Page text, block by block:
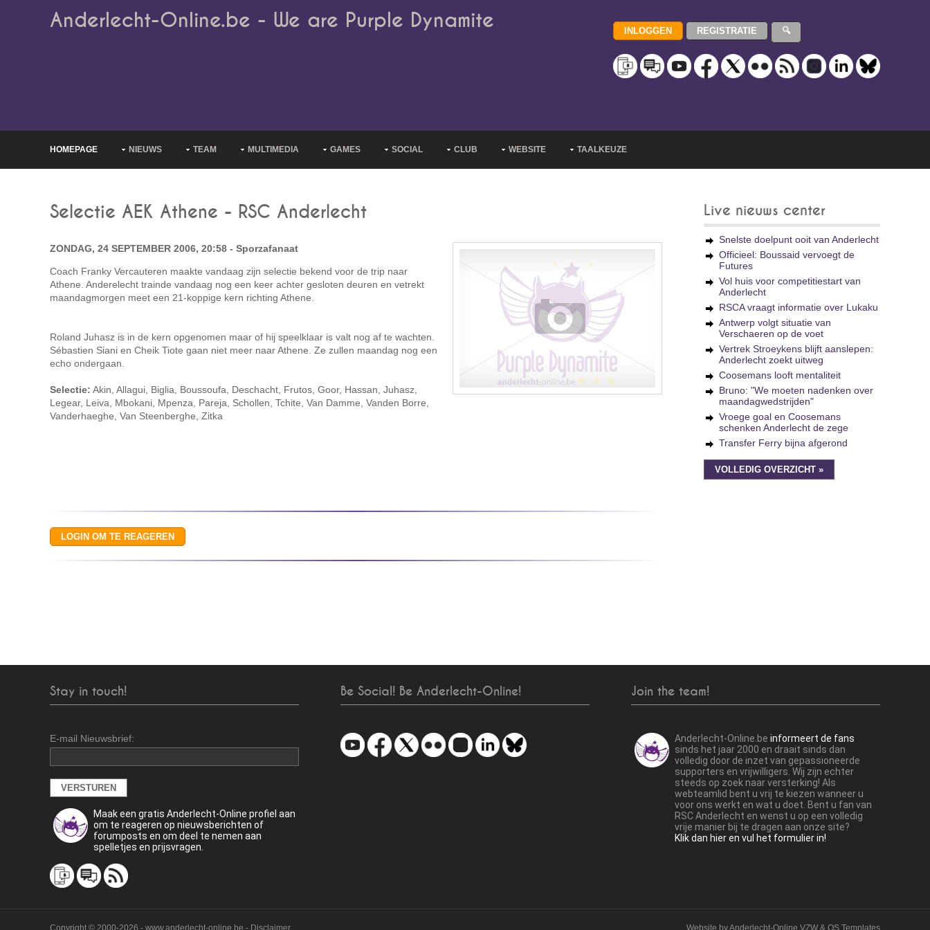
Anderlecht-Online.be - We are Purple Dynamite
HOMEPAGE NIEUWS TEAM MULTIMEDIA GAMES SOCIAL CLUB WEBSITE TAALKEUZE
Selectie AEK Athene - RSC Anderlecht
ZONDAG, 24 SEPTEMBER 2006, 20:58 - Sporzafanaat
Coach Franky Vercauteren maakte vandaag zijn selectie bekend voor de trip naar
Athene. Anderelecht trainde vandaag nog een keer achter gesloten deuren en vetrekt
maandagmorgen meet een 21-koppige kern richting Athene.
Roland Juhasz is in de kern opgenomen maar of hij speelklaar is valt nog af te wachten.
Sébastien Siani en Cheik Tiote gaan niet meer naar Athene. Ze zullen maandag nog een
echo ondergaan.
Selectie: Akin, Allagui, Biglia, Boussoufa, Deschacht, Frutos, Goor, Hassan, Juhasz,
Legear, Leiva, Mbokani, Mpenza, Pareja, Schollen, Tchite, Van Damme, Vanden Borre,
Vanderhaeghe, Van Steenberghe, Zitka
Live nieuws center
Snelste doelpunt ooit van Anderlecht
Officieel: Boussaid vervoegt de
Futures
Vol huis voor competitiestart van
Anderlecht
RSCA vraagt informatie over Lukaku
Antwerp volgt situatie van
Verschaeren op de voet
Vertrek Stroeykens blijft aanslepen:
Anderlecht zoekt uitweg
Coosemans looft mentaliteit
Bruno: "We moeten nadenken over
maandagwedstrijden"
Vroege goal en Coosemans
schenken Anderlecht de zege
Transfer Ferry bijna afgerond
VOLLEDIG OVERZICHT »
Stay in touch!
E-mail Nieuwsbrief:
Maak een gratis Anderlecht-Online profiel aan
om te reageren op nieuwsberichten of
forumposts en om deel te nemen aan
spelletjes en prijsvragen.
Be Social! Be Anderlecht-Online! Join the team!
Anderlecht-Online.be informeert de fans
sinds het jaar 2000 en draait sinds dan
volledig door de inzet van gepassioneerde
supporters en vrijwilligers. Wij zijn echter
steeds op zoek naar versterking! Als
webteamlid bent u vrij te kiezen wanneer u
voor ons werkt en wat u doet. Bent u fan van
RSC Anderlecht en wenst u op een volledig
vrije manier bij te dragen aan onze site?
Klik dan hier en vul het formulier in!
Copyright © 2000-2026 - www.anderlecht-online.be - Disclaimer Website byAnderlecht-Online VZW & OS Templates